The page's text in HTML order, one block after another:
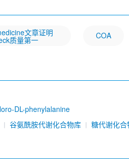
文章证明
质量第一 COA
DL-phenylalanine
谷氨酰胺代谢化合物库 糖代谢化合